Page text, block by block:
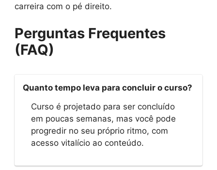
carreira com o pé direito.
Perguntas Frequentes
(FAQ)
Quanto tempo leva para concluir o curso?
Curso é projetado para ser concluído
em poucas semanas, mas você pode
progredir no seu próprio ritmo, com
acesso vitalício ao conteúdo.